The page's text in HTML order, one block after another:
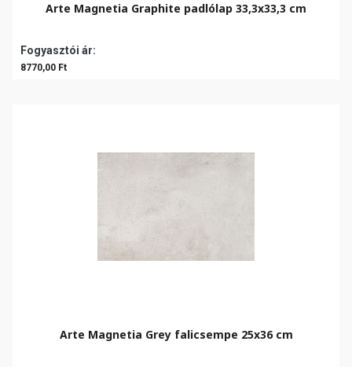
Arte Magnetia Graphite padlólap 33,3x33,3 cm
Fogyasztói ár:
8770,00 Ft
Arte Magnetia Grey falicsempe 25x36 cm